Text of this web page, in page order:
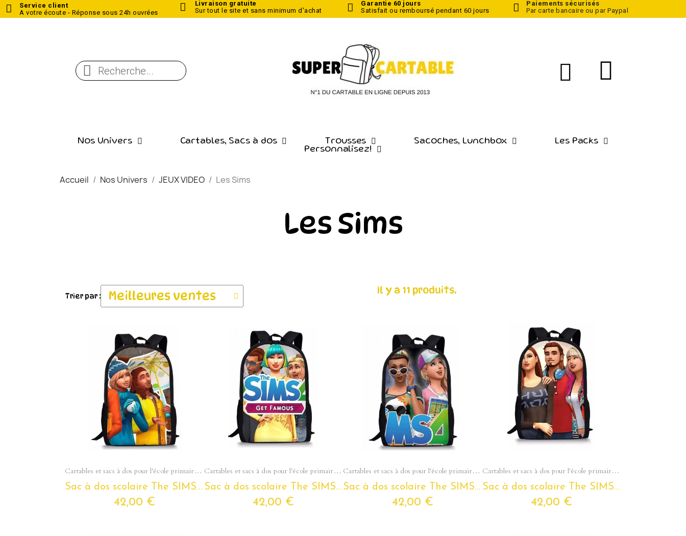
Service client
A votre écoute - Réponse sous 24h ouvrées
Livraison gratuite
Sur tout le siteet sans minimum d'achat
Garantie 60 jours
Satisfait ou remboursé pendant 60 jours
Paiements sécurisés
Par carte bancaire ou par Paypal
Nos Univers Cartables, Sacs à dos Trousses Sacoches, Lunchbox
Les Packs
Personnalisez!
Accueil Nos Univers JEUX VIDEO Les Sims
Les Sims
Trier par :
Il y a 11 produits.
Aperçu rapide Cartables et sacs à dos pour l'école primaire - Du cp au cm2
Sac à dos scolaire The SIMS pour enfants et ados
42,00 €
Aperçu rapide Cartables et sacs à dos pour l'école primaire - Du cp au cm2
Sac à dos scolaire The SIMS pour enfants et ados
42,00 €
Aperçu rapide Cartables et sacs à dos pour l'école primaire - Du cp au cm2
Sac à dos scolaire The SIMS pour enfants et ados
42,00 €
Aperçu rapide Cartables et sacs à dos pour l'école primaire - Du cp au cm2
Sac à dos scolaire The SIMS pour enfants et ados
42,00 €